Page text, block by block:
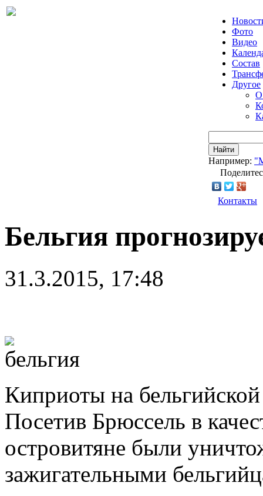
Фото
Видео
Состав
Другое
О
Найти
Например:
Контакты
Бельгия
31.3.2015, 17:48
Киприоты на
Посетив Брюссель в
островитяне были
зажигательными